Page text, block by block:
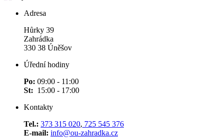
Adresa
Hůrky 39
Zahrádka
330 38 Úněšov
Úřední hodiny
Po: 09:00 - 11:00
St: 15:00 - 17:00
Kontakty
Tel.: 373 315 020, 725 545 376
E-mail: info@ou-zahradka.cz